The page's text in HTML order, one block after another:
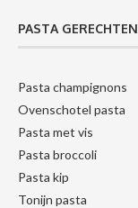
PASTA GERECHTEN
Pasta champignons
Ovenschotel pasta
Pasta met vis
Pasta broccoli
Pasta kip
Tonijn pasta